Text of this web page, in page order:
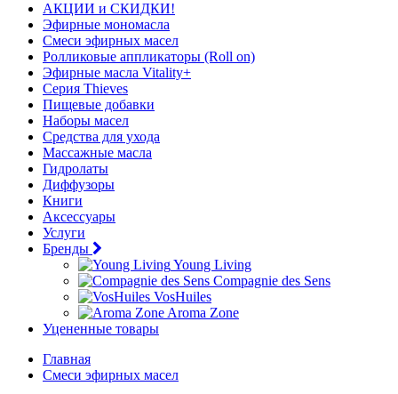
АКЦИИ и СКИДКИ!
Эфирные мономасла
Смеси эфирных масел
Ролликовые аппликаторы (Roll on)
Эфирные масла Vitality+
Серия Thieves
Пищевые добавки
Наборы масел
Средства для ухода
Массажные масла
Гидролаты
Диффузоры
Книги
Аксессуары
Услуги
Бренды
Young Living
Compagnie des Sens
VosHuiles
Aroma Zone
Уцененные товары
Главная
Смеси эфирных масел